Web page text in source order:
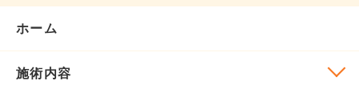
ホーム
施術内容